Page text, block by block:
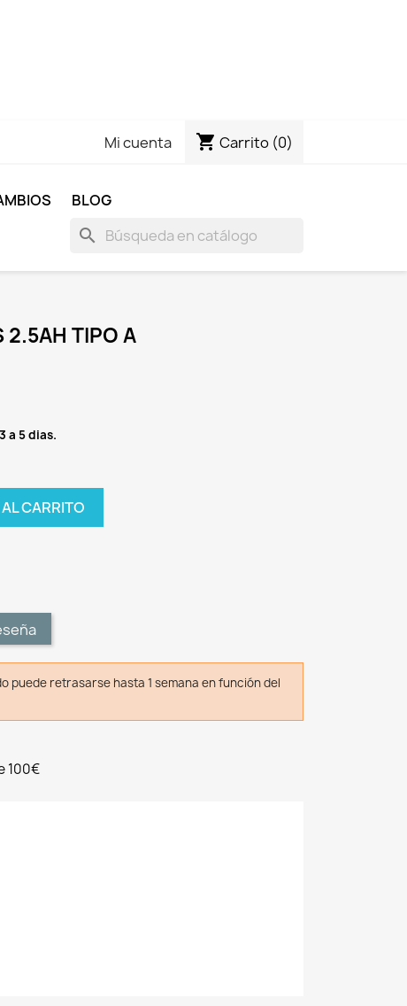
Mi cuenta shopping_cart Carrito (0)
BLOG
search
2.5AH TIPO A
a 5 dias.
CARRITO
puede retrasarse hasta 1 semana en función del
100€